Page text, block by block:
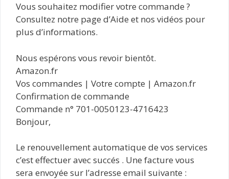
Vous souhaitez modifier votre commande ?
Consultez notre page d’Aide et nos vidéos pour
plus d’informations.
Nous espérons vous revoir bientôt.
Amazon.fr
Vos commandes | Votre compte | Amazon.fr
Confirmation de commande
Commande n° 701-0050123-4716423
Bonjour,
Le renouvellement automatique de vos services
c’est effectuer avec succés . Une facture vous
sera envoyée sur l’adresse email suivante :